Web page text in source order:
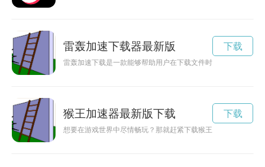
雷轰加速下载器最新版
雷轰加速下载是一款能够帮助用户在下载文件时提升速度的工
下载
猴王加速器最新版下载
想要在游戏世界中尽情畅玩？那就赶紧下载猴王加速NPV官网
下载